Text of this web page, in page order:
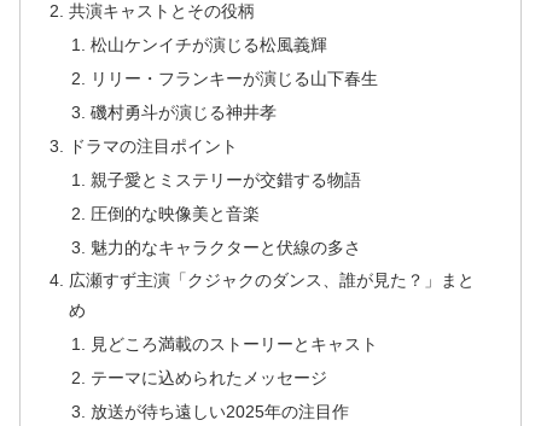
共演キャストとその役柄
松山ケンイチが演じる松風義輝
リリー・フランキーが演じる山下春生
磯村勇斗が演じる神井孝
ドラマの注目ポイント
親子愛とミステリーが交錯する物語
圧倒的な映像美と音楽
魅力的なキャラクターと伏線の多さ
広瀬すず主演「クジャクのダンス、誰が見た？」まと
め
見どころ満載のストーリーとキャスト
テーマに込められたメッセージ
放送が待ち遠しい2025年の注目作